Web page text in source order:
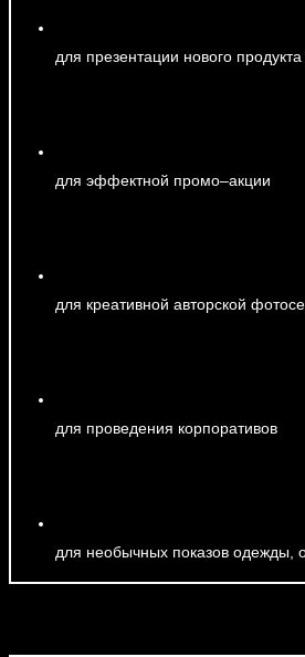
для презентации нового продукта
для эффектной промо–акции
для креативной авторской
для проведения корпоративов
для необычных показов одежды,